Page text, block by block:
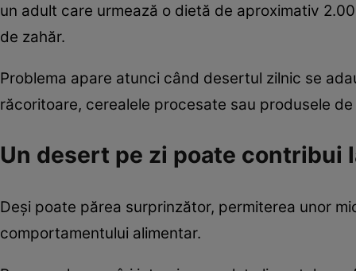
un adult care urmează o dietă de aproximativ
de zahăr.
Problema apare atunci când desertul zilnic se
răcoritoare, cerealele procesate sau produsele
Un desert pe zi poate contribui
Deși poate părea surprinzător, permiterea unor
comportamentului alimentar.